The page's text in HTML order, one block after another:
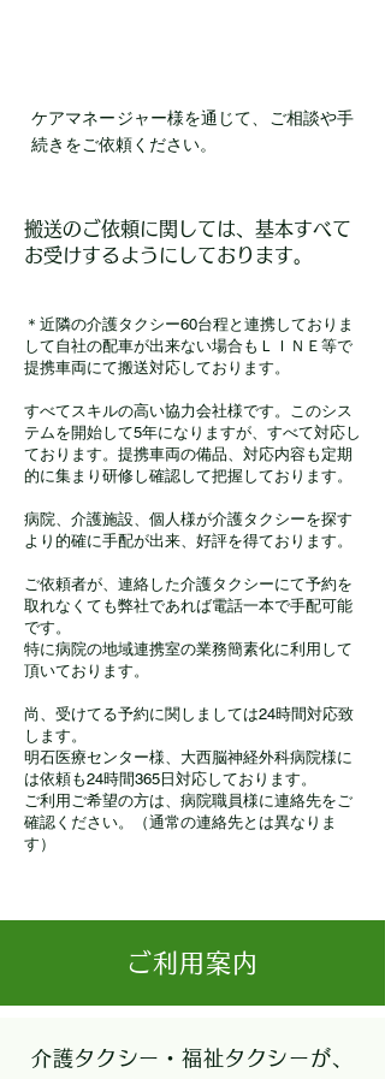
ケアマネージャー様を通じて、ご相談や手
続きをご依頼ください。
搬送のご依頼に関しては、基本すべて
お受けするようにしております。
＊近隣の介護タクシー60台程と連携しておりま
して自社の配車が出来ない場合もＬＩＮＥ等で
提携車両にて搬送対応しております。
すべてスキルの高い協力会社様です。このシス
テムを開始して5年になりますが、すべて対応し
ております。提携車両の備品、対応内容も定期
的に集まり研修し確認して把握しております。
病院、介護施設、個人様が介護タクシーを探す
より的確に手配が出来、好評を得ております。
ご依頼者が、連絡した介護タクシーにて予約を
取れなくても弊社であれば電話一本で手配可能
です。
特に病院の地域連携室の業務簡素化に利用して
頂いております。
尚、受けてる予約に関しましては24時間対応致
します。
明石医療センター様、大西脳神経外科病院様に
は依頼も24時間365日対応しております。
ご利用ご希望の方は、病院職員様に連絡先をご
確認ください。（通常の連絡先とは異なりま
す）
ご利用案内
介護タクシー・福祉タクシーが、